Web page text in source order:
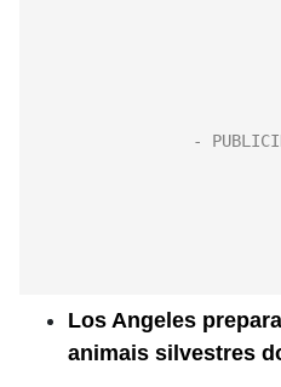
Los Angeles
animais silvestres